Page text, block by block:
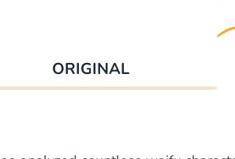
ORIGINAL